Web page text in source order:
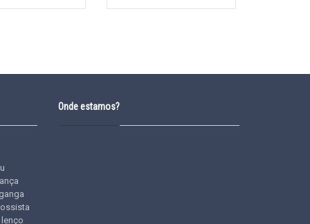
ganga
lenço
Onde estamos?